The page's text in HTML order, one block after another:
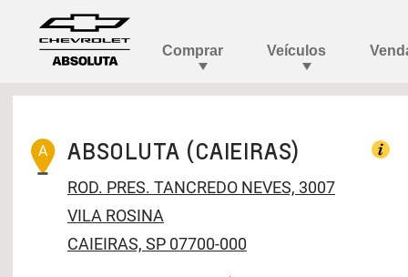
A ABSOLUTA (CAIEIRAS)
ROD. PRES. TANCREDO NEVES, 3007
VILA ROSINA
CAIEIRAS, SP 07700-000